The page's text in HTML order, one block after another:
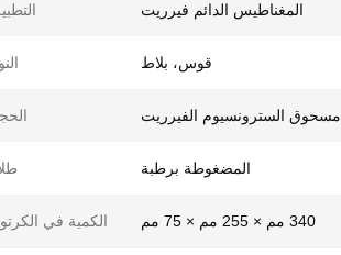
المغناطيس الدائم فيرريت
قوس، بلاط
مسحوق السترونسيوم الفيرريت
المضغوطة برطبة
340 مم × 255 مم × 75 مم الكمية في